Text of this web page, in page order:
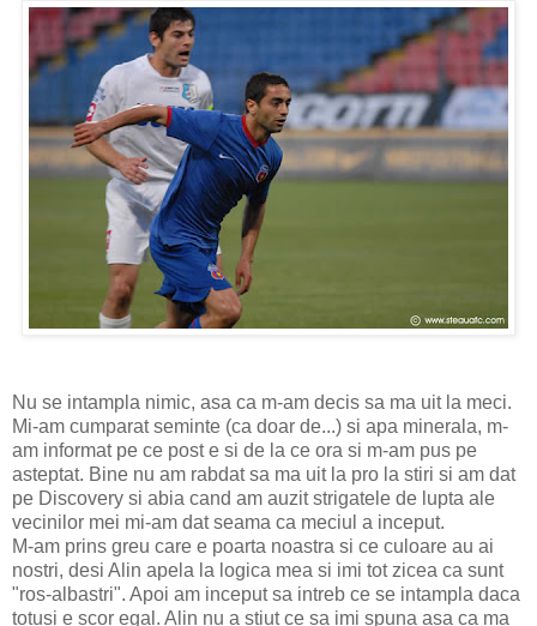
Nu se intampla nimic, asa ca m-am decis sa ma uit la meci.
Mi-am cumparat seminte (ca doar de...) si apa minerala, m-
am informat pe ce post e si de la ce ora si m-am pus pe
asteptat. Bine nu am rabdat sa ma uit la pro la stiri si am dat
pe Discovery si abia cand am auzit strigatele de lupta ale
vecinilor mei mi-am dat seama ca meciul a inceput.
M-am prins greu care e poarta noastra si ce culoare au ai
nostri, desi Alin apela la logica mea si imi tot zicea ca sunt
"ros-albastri". Apoi am inceput sa intreb ce se intampla daca
totusi e scor egal. Alin nu a stiut ce sa imi spuna asa ca ma